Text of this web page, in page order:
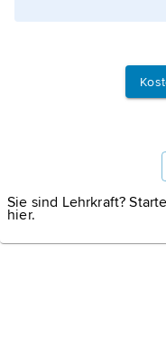
Sie sind Lehrkraft?
hier.